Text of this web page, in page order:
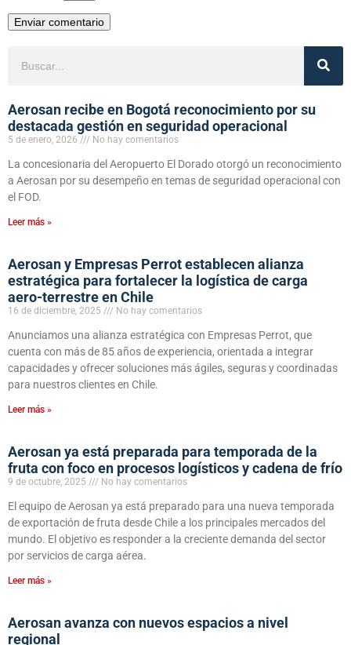
Aerosan recibe en Bogotá reconocimiento por su
destacada gestión en seguridad operacional
5 de enero, 2026 No hay comentarios
La concesionaria del Aeropuerto El Dorado otorgó un reconocimiento
a Aerosan por su desempeño en temas de seguridad operacional con
el FOD.
Leer más »
Aerosan y Empresas Perrot establecen alianza
estratégica para fortalecer la logística de carga
aero-terrestre en Chile
16 de diciembre, 2025 No hay comentarios
Anunciamos una alianza estratégica con Empresas Perrot, que
cuenta con más de 85 años de experiencia, orientada a integrar
capacidades y ofrecer soluciones más ágiles, seguras y coordinadas
para nuestros clientes en Chile.
Leer más »
Aerosan ya está preparada para temporada de la
fruta con foco en procesos logísticos y cadena de frío
9 de octubre, 2025 No hay comentarios
El equipo de Aerosan ya está preparado para una nueva temporada
de exportación de fruta desde Chile a los principales mercados del
mundo. El objetivo es responder a la creciente demanda del sector
por servicios de carga aérea.
Leer más »
Aerosan avanza con nuevos espacios a nivel
regional